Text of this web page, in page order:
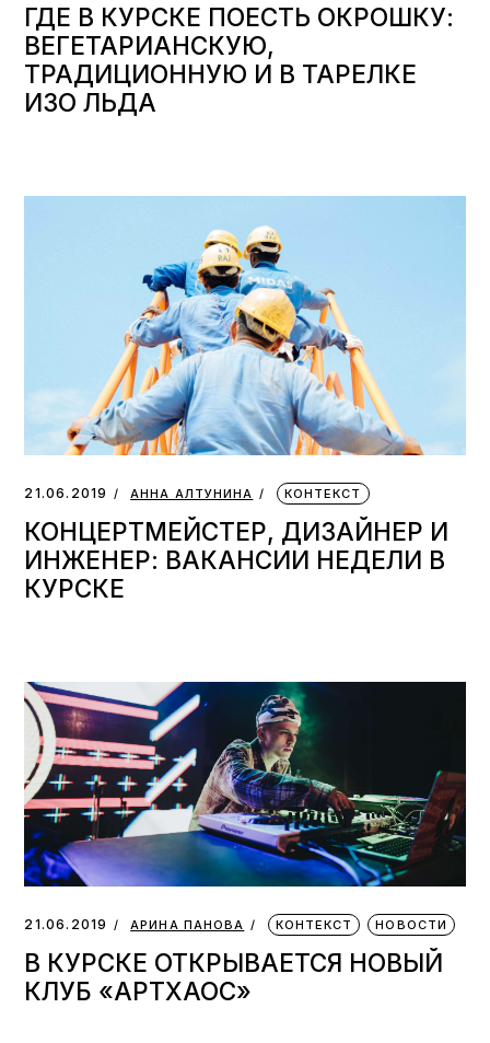
ГДЕ В КУРСКЕ ПОЕСТЬ ОКРОШКУ:
ВЕГЕТАРИАНСКУЮ,
ТРАДИЦИОННУЮ И В ТАРЕЛКЕ
ИЗО ЛЬДА
21.06.2019 АННА АЛТУНИНА КОНТЕКСТ
КОНЦЕРТМЕЙСТЕР, ДИЗАЙНЕР И
ИНЖЕНЕР: ВАКАНСИИ НЕДЕЛИ В
КУРСКЕ
21.06.2019 АРИНА ПАНОВА КОНТЕКСТ НОВОСТИ
В КУРСКЕ ОТКРЫВАЕТСЯ НОВЫЙ
КЛУБ «АРТХАОС»